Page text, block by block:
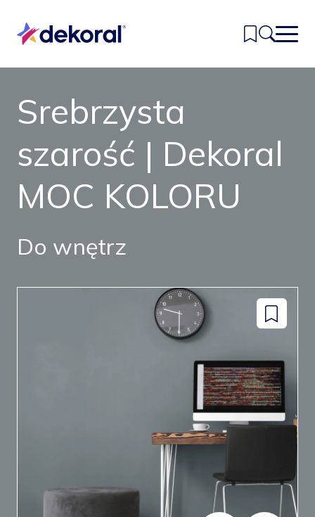
głównej
treści
Inspiracje
Kolory
Produkty
Znajdź sklep
Kontakt
Srebrzysta
szarość | Dekoral
MOC KOLORU
Do wnętrz
Dodaj
do